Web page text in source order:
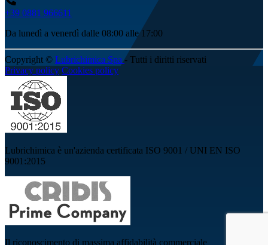
+39 0881 966611
Da lunedì a venerdì dalle 08:00 alle 17:00
Copyright © Lubrichimica Spa- Tutti i diritti riservati
Privacy policy Cookies policy
Lubrichimica è un'azienda certificata ISO 9001 / UNI EN ISO
9001:2015
Il riconoscimento di massima affidabilità commerciale